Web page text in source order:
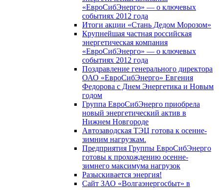
«ЕвроСибЭнерго» — о ключевых
событиях 2012 года
Итоги акции «Стань Дедом Морозом»
Крупнейшая частная российская
энергетическая компания
«ЕвроСибЭнерго» — о ключевых
событиях 2012 года
Поздравление генерального директора
ОАО «ЕвроСибЭнерго» Евгения
Федорова с Днем Энергетика и Новым
годом
Группа ЕвроСибЭнерго приобрела
новый энергетический актив в
Нижнем Новгороде
Автозаводская ТЭЦ готова к осенне-
зимним нагрузкам.
Предприятия Группы ЕвроСибЭнерго
готовы к прохождению осенне-
зимнего максимума нагрузок
Разыскивается энергия!
Сайт ЗАО «Волгаэнергосбыт» в